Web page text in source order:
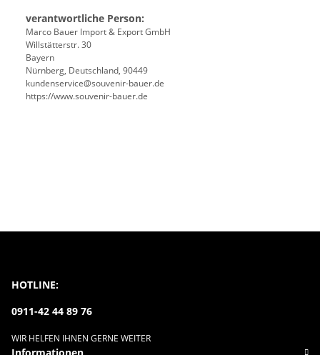
verantwortliche Person:
Marco Bauer Import & Export GmbH
Willstätterstr. 30
Bayern
Nürnberg, Deutschland, 90449
kundenservice@souvenir-bauer.de
https://www.souvenir-bauer.de
HOTLINE:
0911-42 44 89 76
WIR HELFEN IHNEN GERNE WEITER